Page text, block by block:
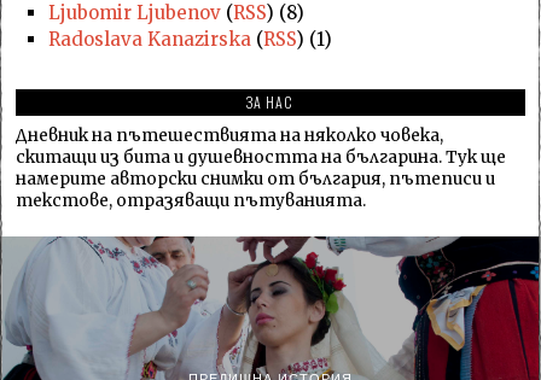
Ljubomir Ljubenov(RSS) (8)
Radoslava Kanazirska(RSS) (1)
ЗА НАС
Дневник на пътешествията на няколко човека,
скитащи из бита и душевността на българина. Тук ще
намерите авторски снимки от българия, пътеписи и
текстове, отразяващи пътуванията.